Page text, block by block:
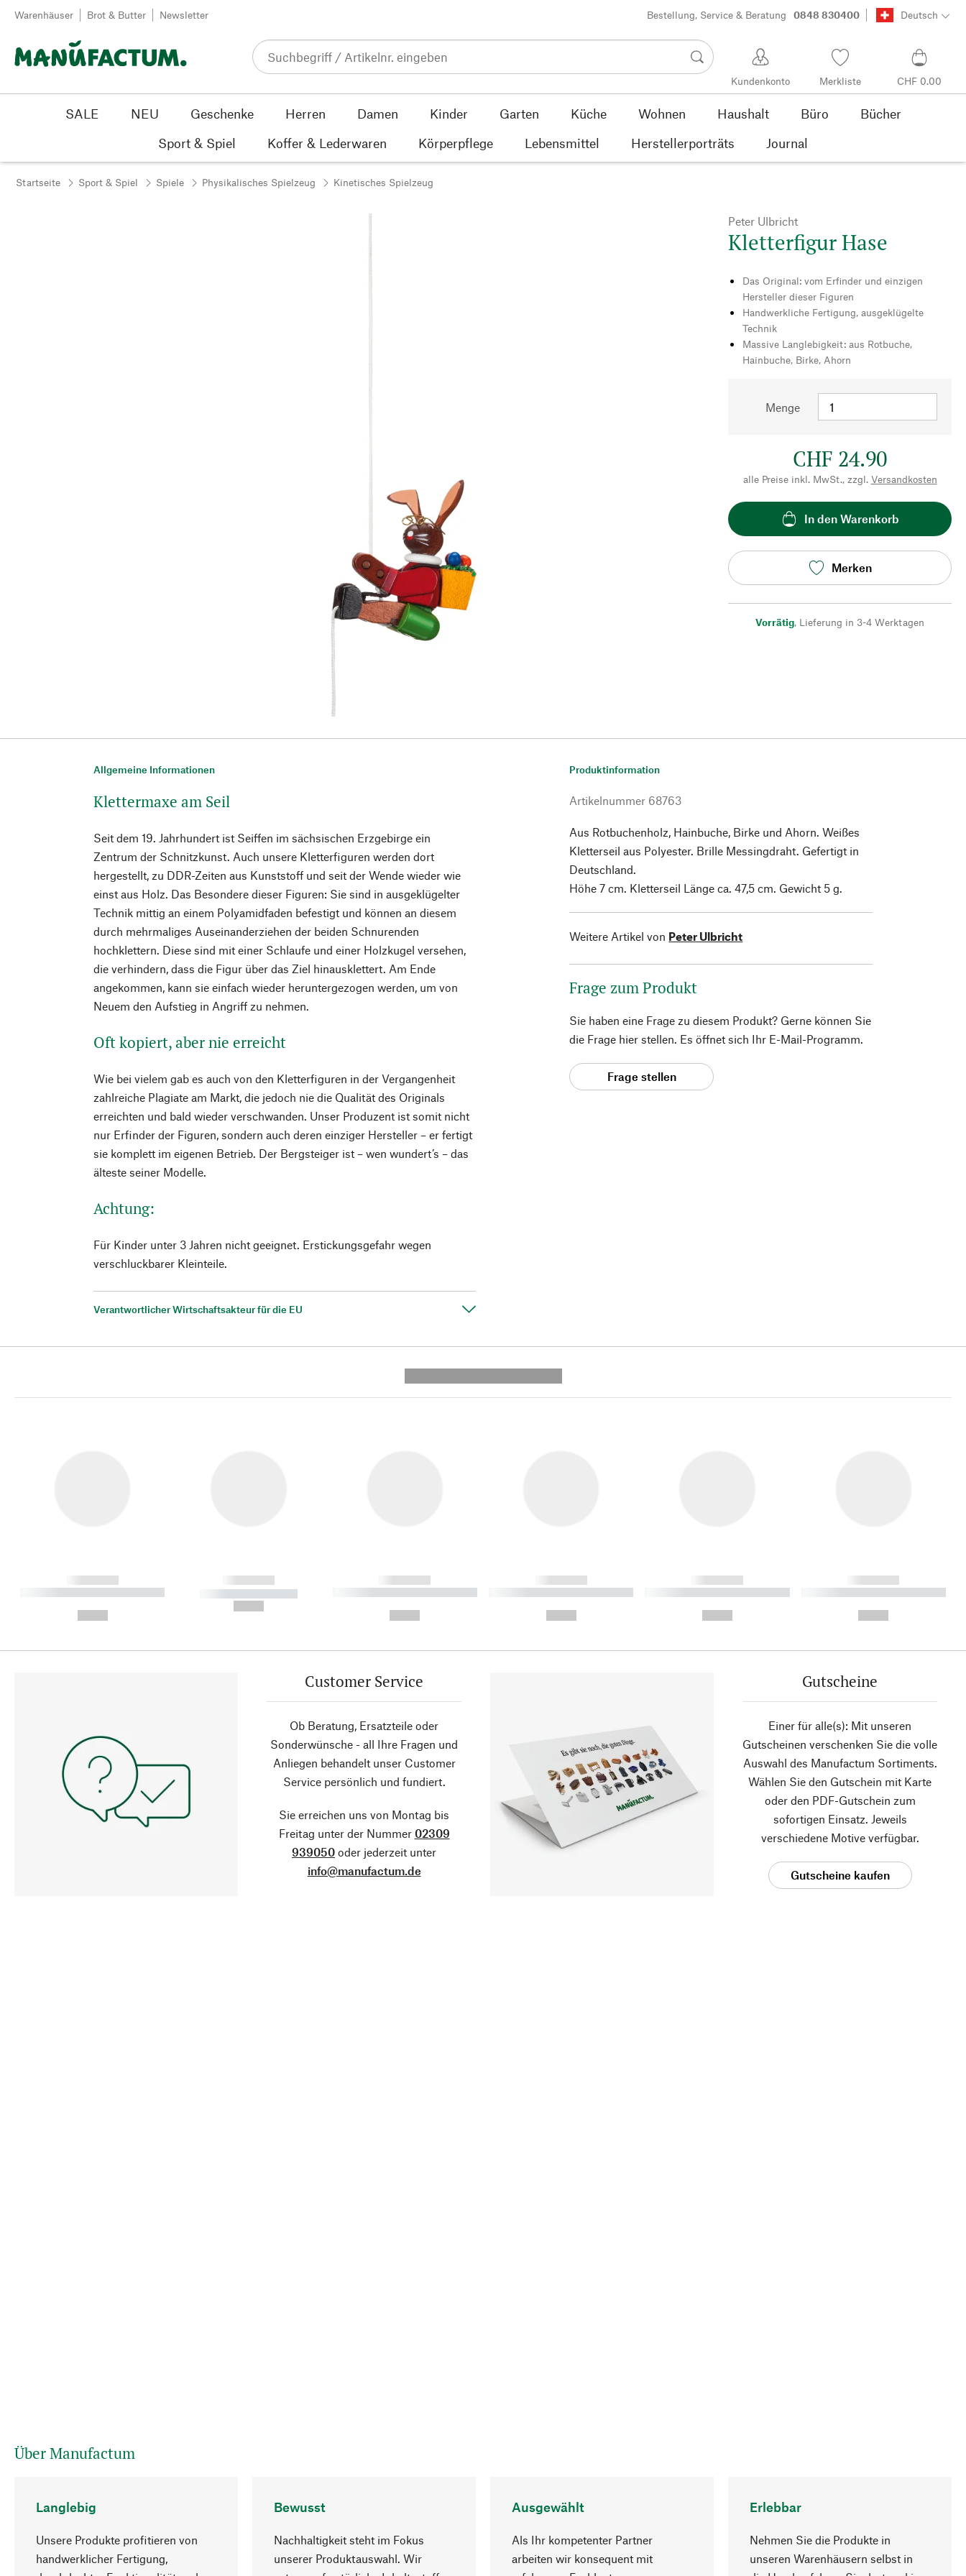
Zum Inhalt springen
Warenhäuser Brot & Butter Newsletter Bestellung, Service & Beratung 0848 830400 Deutsch
Kundenkonto Merkliste CHF 0.00
SALE NEU Geschenke Herren Damen Kinder Garten Küche Wohnen Haushalt Büro
Bücher
Sport & Spiel
Koffer & Lederwaren Körperpflege Lebensmittel Herstellerporträts Journal
Startseite Sport & Spiel Spiele Physikalisches Spielzeug Kinetisches Spielzeug
Peter Ulbricht
Kletterfigur Hase
Das Original: vom Erfinder und einzigen
Hersteller dieser Figuren
Handwerkliche Fertigung, ausgeklügelte
Technik
Massive Langlebigkeit: aus Rotbuche,
Hainbuche, Birke, Ahorn
Menge
CHF 24.90
alle Preise inkl. MwSt., zzgl. Versandkosten
In den Warenkorb
Merken
Vorrätig, Lieferung in 3-4 Werktagen
Allgemeine Informationen
Klettermaxe am Seil
Seit dem 19. Jahrhundert ist Seiffen im sächsischen Erzgebirge ein
Zentrum der Schnitzkunst. Auch unsere Kletterfiguren werden dort
hergestellt, zu DDR-Zeiten aus Kunststoff und seit der Wende wieder wie
einst aus Holz. Das Besondere dieser Figuren: Sie sind in ausgeklügelter
Technik mittig an einem Polyamidfaden befestigt und können an diesem
durch mehrmaliges Auseinanderziehen der beiden Schnurenden
hochklettern. Diese sind mit einer Schlaufe und einer Holzkugel versehen,
die verhindern, dass die Figur über das Ziel hinausklettert. Am Ende
angekommen, kann sie einfach wieder heruntergezogen werden, um von
Neuem den Aufstieg in Angriff zu nehmen.
Oft kopiert, aber nie erreicht
Wie bei vielem gab es auch von den Kletterfiguren in der Vergangenheit
zahlreiche Plagiate am Markt, die jedoch nie die Qualität des Originals
erreichten und bald wieder verschwanden. Unser Produzent ist somit nicht
nur Erfinder der Figuren, sondern auch deren einziger Hersteller – er fertigt
sie komplett im eigenen Betrieb. Der Bergsteiger ist – wen wundert’s – das
älteste seiner Modelle.
Achtung:
Für Kinder unter 3 Jahren nicht geeignet. Erstickungsgefahr wegen
verschluckbarer Kleinteile.
Verantwortlicher Wirtschaftsakteur für die EU
Produktinformation
Artikelnummer 68763
Aus Rotbuchenholz, Hainbuche, Birke und Ahorn. Weißes
Kletterseil aus Polyester. Brille Messingdraht. Gefertigt in
Deutschland.
Höhe 7 cm. Kletterseil Länge ca. 47,5 cm. Gewicht 5 g.
Weitere Artikel von Peter Ulbricht
Frage zum Produkt
Sie haben eine Frage zu diesem Produkt? Gerne können Sie
die Frage hier stellen. Es öffnet sich Ihr E-Mail-Programm.
Frage stellen
------------
----------- ----------- ----------
------------
----------- -----------
------------
----------- ----------- ----------
------------
----------- ----------- ----------
------------
----------- ----------- ----------
------------
----------- ----------- ----------
Customer Service
Ob Beratung, Ersatzteile oder
Sonderwünsche - all Ihre Fragen und
Anliegen behandelt unser Customer
Service persönlich und fundiert.
Sie erreichen uns von Montag bis
Freitag unter der Nummer 02309
939050 oder jederzeit unter
info@manufactum.de
Gutscheine
Einer für alle(s): Mit unseren
Gutscheinen verschenken Sie die volle
Auswahl des Manufactum Sortiments.
Wählen Sie den Gutschein mit Karte
oder den PDF-Gutschein zum
sofortigen Einsatz. Jeweils
verschiedene Motive verfügbar.
Gutscheine kaufen
Über Manufactum
Langlebig
Unsere Produkte profitieren von
handwerklicher Fertigung,
Bewusst
Nachhaltigkeit steht im Fokus
unserer Produktauswahl. Wir
Ausgewählt
Als Ihr kompetenter Partner
arbeiten wir konsequent mit
Erlebbar
Nehmen Sie die Produkte in
unseren Warenhäusern selbst in